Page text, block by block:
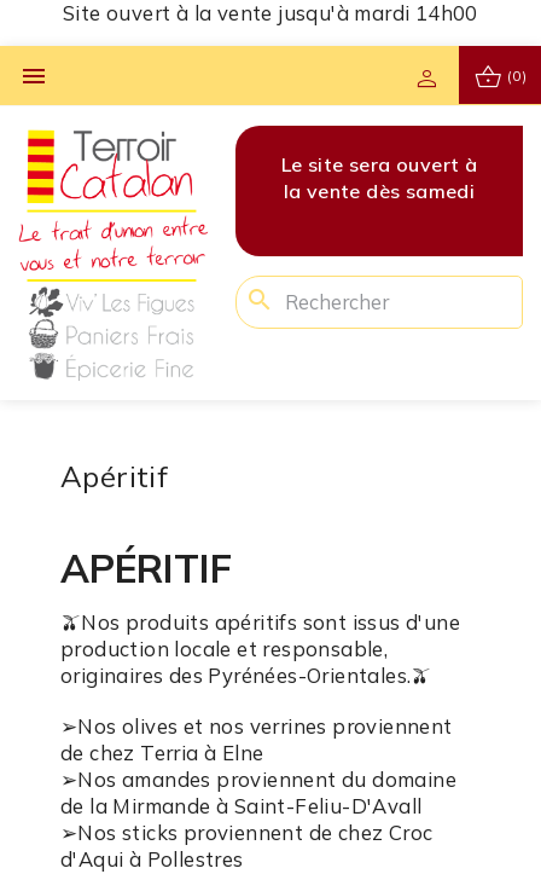
Site ouvert à la vente jusqu'à mardi 14h00
 shopping_basket (0)
person
à
Les commandes pour
cette semaine sont
clôturées !
Le site sera ouvert à
la vente dès samedi
search
Apéritif
APÉRITIF
🫒Nos produits apéritifs sont issus d'une
production locale et responsable,
originaires des Pyrénées-Orientales.🫒
➢Nos olives et nos verrines proviennent
de chez Terria à Elne
➢Nos amandes proviennent du domaine
de la Mirmande à Saint-Feliu-D'Avall
➢Nos sticks proviennent de chez Croc
d'Aqui à Pollestres